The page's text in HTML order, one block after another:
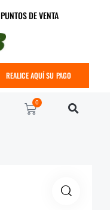
PUNTOS DE VENTA
REALICE AQUÍ SU PAGO
0